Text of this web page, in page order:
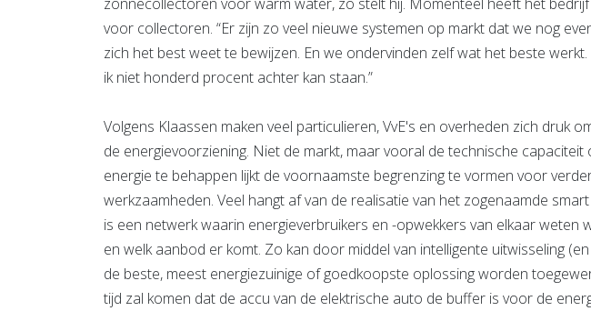
voor collectoren. “Er zijn zo veel nieuwe systemen op markt dat we nog
zich het best weet te bewijzen. En we ondervinden zelf wat het beste
ik niet honderd procent achter kan staan.”
Volgens Klaassen maken veel particulieren, VvE's en overheden zich druk
de energievoorziening. Niet de markt, maar vooral de technische capaciteit
energie te behappen lijkt de voornaamste begrenzing te vormen voor
werkzaamheden. Veel hangt af van de realisatie van het zogenaamde
is een netwerk waarin energieverbruikers en -opwekkers van elkaar weten
en welk aanbod er komt. Zo kan door middel van intelligente uitwisseling
de beste, meest energiezuinige of goedkoopste oplossing worden
tijd zal komen dat de accu van de elektrische auto de buffer is voor de